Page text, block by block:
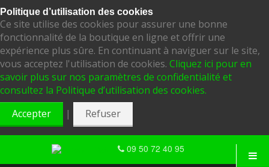
Politique d’utilisation des cookies
Ce site utilise des cookies pour assurer une bonne
fonctionnalité de la boutique en ligne et offrir une
expérience plus sûre. En continuant à naviguer sur le site,
vous acceptez l'utilisation de cookies. Cliquez ici pour en
savoir plus sur nos paramètres de confidentialité et
consultez la Politique d’utilisation des cookies.
Accepter
| Refuser
09 50 72 40 95